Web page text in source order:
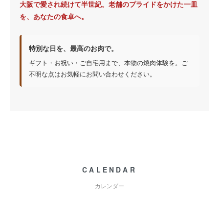
大阪で愛され続けて半世紀。老舗のプライドをかけた一皿
を、あなたの食卓へ。
特別な日を、最高のお肉で。
ギフト・お祝い・ご自宅用まで、本物の焼肉体験を。ご
不明な点はお気軽にお問い合わせください。
CALENDAR
カレンダー